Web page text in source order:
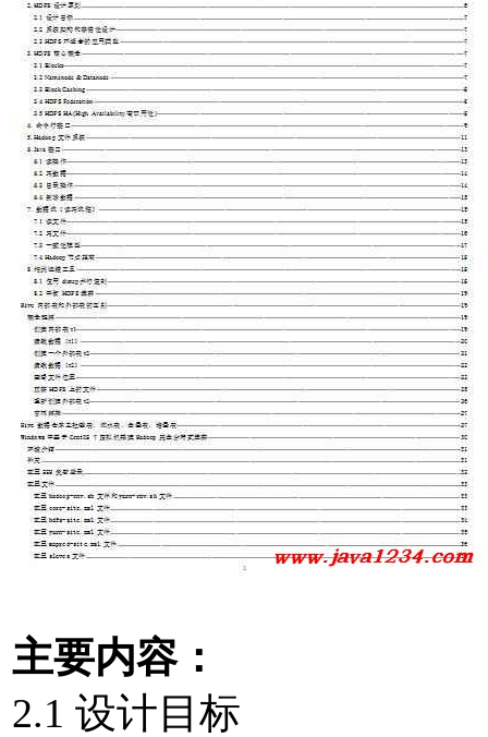
主要内容：
2.1 设计目标